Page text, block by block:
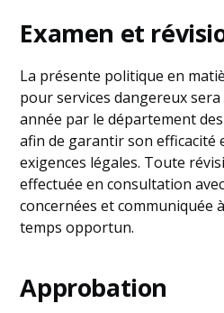
Examen et
La présente politique en
pour services dangereux
année par le département
afin de garantir son efficacité
exigences légales. Toute
effectuée en consultation
concernées et communiquée
temps opportun.
Approbation